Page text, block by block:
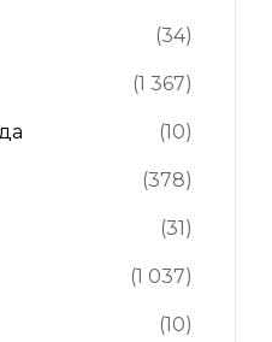
(34)
(1 367)
(10)
(378)
(31)
(1 037)
(10)